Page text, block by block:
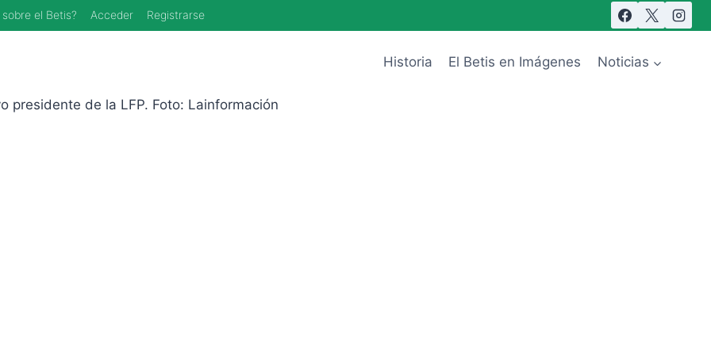
el Betis? Acceder Registrarse
Historia El Betis en Imágenes Noticias